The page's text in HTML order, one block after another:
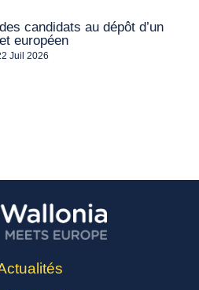
candidats au dépôt d’un
européen
Juil 2026